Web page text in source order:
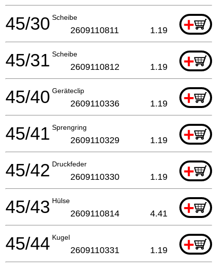
Scheibe +
45/30 2609110811 1.19
Scheibe +
45/31 2609110812 1.19
Geräteclip +
45/40 2609110336 1.19
Sprengring +
45/41 2609110329 1.19
Druckfeder +
45/42 2609110330 1.19
Hülse +
45/43 2609110814 4.41
Kugel +
45/44 2609110331 1.19